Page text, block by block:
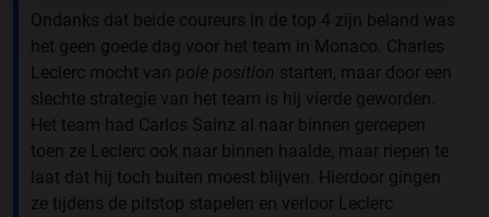
Ondanks dat beide coureurs in de top 4 zijn beland was
het geen goede dag voor het team in Monaco. Charles
Leclerc mocht van pole position starten, maar door een
slechte strategie van het team is hij vierde geworden.
Het team had Carlos Sainz al naar binnen geroepen
toen ze Leclerc ook naar binnen haalde, maar riepen te
laat dat hij toch buiten moest blijven. Hierdoor gingen
ze tijdens de pitstop stapelen en verloor Leclerc